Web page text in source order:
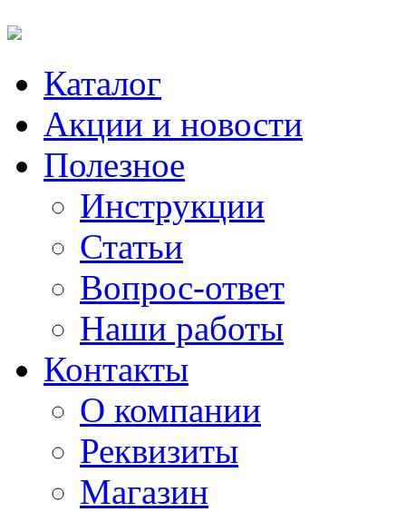
Каталог
Акции и новости
Полезное
Инструкции
Статьи
Вопрос-ответ
Наши работы
Контакты
О компании
Реквизиты
Магазин